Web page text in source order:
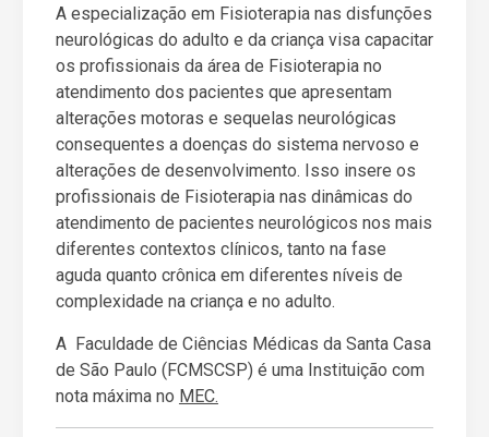
A especialização em Fisioterapia nas disfunções
neurológicas do adulto e da criança visa capacitar
os profissionais da área de Fisioterapia no
atendimento dos pacientes que apresentam
alterações motoras e sequelas neurológicas
consequentes a doenças do sistema nervoso e
alterações de desenvolvimento. Isso insere os
profissionais de Fisioterapia nas dinâmicas do
atendimento de pacientes neurológicos nos mais
diferentes contextos clínicos, tanto na fase
aguda quanto crônica em diferentes níveis de
complexidade na criança e no adulto.
A Faculdade de Ciências Médicas da Santa Casa
de São Paulo (FCMSCSP) é uma Instituição com
nota máxima no MEC.